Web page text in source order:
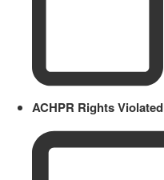
ACHPR Rights Violated